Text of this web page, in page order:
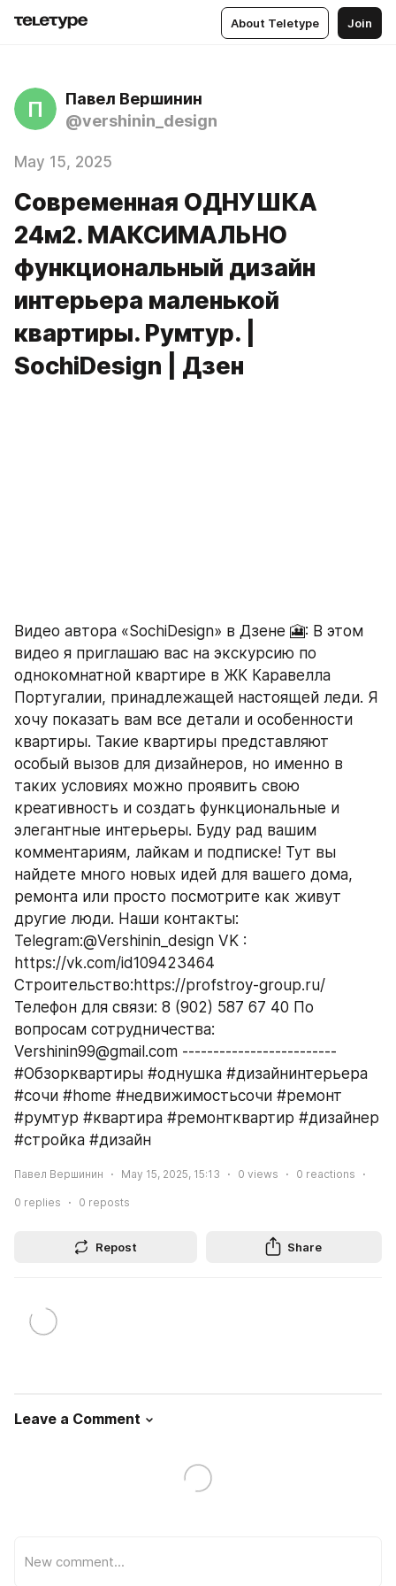
About Teletype Join
П
Павел Вершинин
@vershinin_design
May 15, 2025
Современная ОДНУШКА
24м2. МАКСИМАЛЬНО
функциональный дизайн
интерьера маленькой
квартиры. Румтур. |
SochiDesign | Дзен
Видео автора «SochiDesign» в Дзене 🎦: В этом
видео я приглашаю вас на экскурсию по
однокомнатной квартире в ЖК Каравелла
Португалии, принадлежащей настоящей леди. Я
хочу показать вам все детали и особенности
квартиры. Такие квартиры представляют
особый вызов для дизайнеров, но именно в
таких условиях можно проявить свою
креативность и создать функциональные и
элегантные интерьеры. Буду рад вашим
комментариям, лайкам и подписке! Тут вы
найдете много новых идей для вашего дома,
ремонта или просто посмотрите как живут
другие люди. Наши контакты:
Telegram:@Vershinin_design VK :
https://vk.com/id109423464
Строительство:https://profstroy-group.ru/
Телефон для связи: 8 (902) 587 67 40 По
вопросам сотрудничества:
Vershinin99@gmail.com -------------------------
#Обзорквартиры #однушка #дизайнинтерьера
#сочи #home #недвижимостьсочи #ремонт
#румтур #квартира #ремонтквартир #дизайнер
#стройка #дизайн
Павел Вершинин May 15, 2025, 15:13 0 views 0 reactions
0 replies 0 reposts
Repost Share
Leave a Comment